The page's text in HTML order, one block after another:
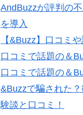
AndBuzzが評判の
を導入
【&Buzz】口コミ
口コミで話題の＆
口コミで話題の＆
&Buzzで騙された
験談と口コミ！